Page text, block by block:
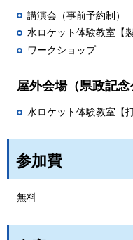
講演会（事前予約制 ）
水ロケット体験教室【
ワークショップ
屋外会場（県政記念
水ロケット体験教室【
参加費
無料